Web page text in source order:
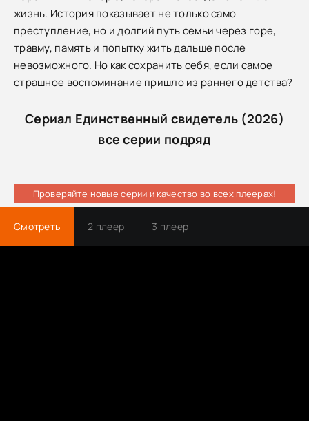
жизнь. История показывает не только само
преступление, но и долгий путь семьи через горе,
травму, память и попытку жить дальше после
невозможного. Но как сохранить себя, если самое
страшное воспоминание пришло из раннего детства?
Сериал Единственный свидетель (2026)
все серии подряд
Проверяйте новые серии и качество во всех плеерах!
Смотреть 2 плеер 3 плеер